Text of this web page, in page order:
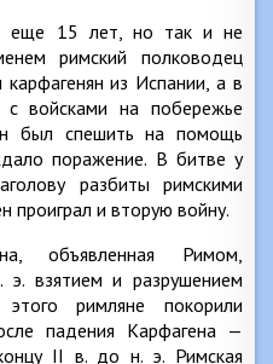
еще 15 лет, но так и не
римский полководец
из Испании, а в
войсками на побережье
был спешить на помощь
поражение. В битве у
разбиты римскими
проиграл и вторую войну.
объявленная Римом,
взятием и разрушением
римляне покорили
падения Карфагена —
II в. до н. э. Римская